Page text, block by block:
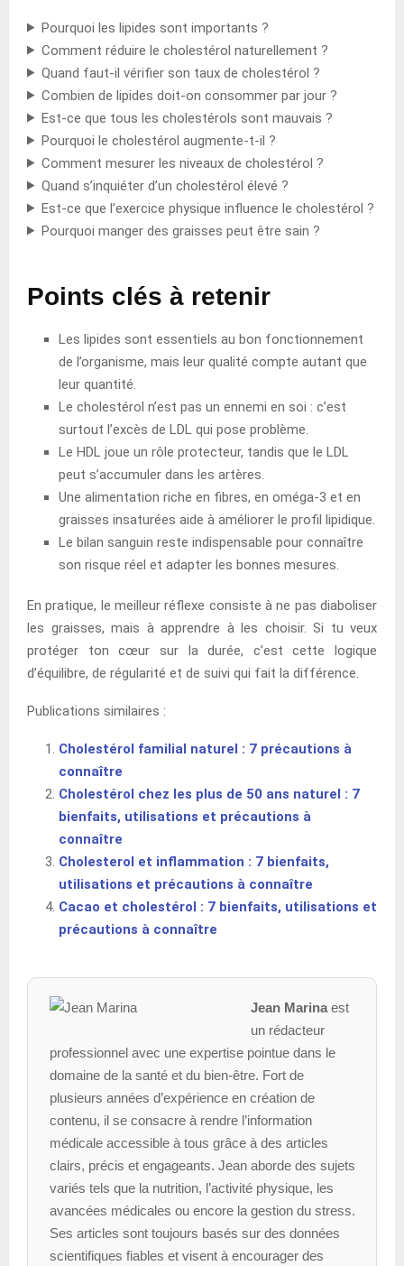
Pourquoi les lipides sont importants ?
Comment réduire le cholestérol naturellement ?
Quand faut-il vérifier son taux de cholestérol ?
Combien de lipides doit-on consommer par jour ?
Est-ce que tous les cholestérols sont mauvais ?
Pourquoi le cholestérol augmente-t-il ?
Comment mesurer les niveaux de cholestérol ?
Quand s’inquiéter d’un cholestérol élevé ?
Est-ce que l’exercice physique influence le cholestérol ?
Pourquoi manger des graisses peut être sain ?
Points clés à retenir
Les lipides sont essentiels au bon fonctionnement
de l’organisme, mais leur qualité compte autant que
leur quantité.
Le cholestérol n’est pas un ennemi en soi : c’est
surtout l’excès de LDL qui pose problème.
Le HDL joue un rôle protecteur, tandis que le LDL
peut s’accumuler dans les artères.
Une alimentation riche en fibres, en oméga-3 et en
graisses insaturées aide à améliorer le profil lipidique.
Le bilan sanguin reste indispensable pour connaître
son risque réel et adapter les bonnes mesures.
En pratique, le meilleur réflexe consiste à ne pas diaboliser
les graisses, mais à apprendre à les choisir. Si tu veux
protéger ton cœur sur la durée, c’est cette logique
d’équilibre, de régularité et de suivi qui fait la différence.
Publications similaires :
Cholestérol familial naturel : 7 précautions à
connaître
Cholestérol chez les plus de 50 ans naturel : 7
bienfaits, utilisations et précautions à
connaître
Cholesterol et inflammation : 7 bienfaits,
utilisations et précautions à connaître
Cacao et cholestérol : 7 bienfaits, utilisations et
précautions à connaître
Jean Marinaest
un rédacteur
professionnel avec une expertise pointue dans le
domaine de la santé et du bien-être. Fort de
plusieurs années d’expérience en création de
contenu, il se consacre à rendre l’information
médicale accessible à tous grâce à des articles
clairs, précis et engageants. Jean aborde des sujets
variés tels que la nutrition, l’activité physique, les
avancées médicales ou encore la gestion du stress.
Ses articles sont toujours basés sur des données
scientifiques fiables et visent à encourager des